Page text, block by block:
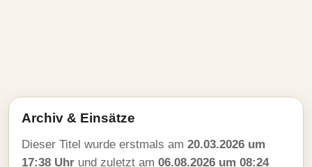
Archiv & Einsätze
Dieser Titel wurde erstmals am 20.03.2026 um
17:38 Uhr und zuletzt am 06.08.2026 um 08:24